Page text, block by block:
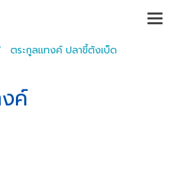
ตระกูลแทงค์ ปลาขี้ตังเบ็ด
ค์